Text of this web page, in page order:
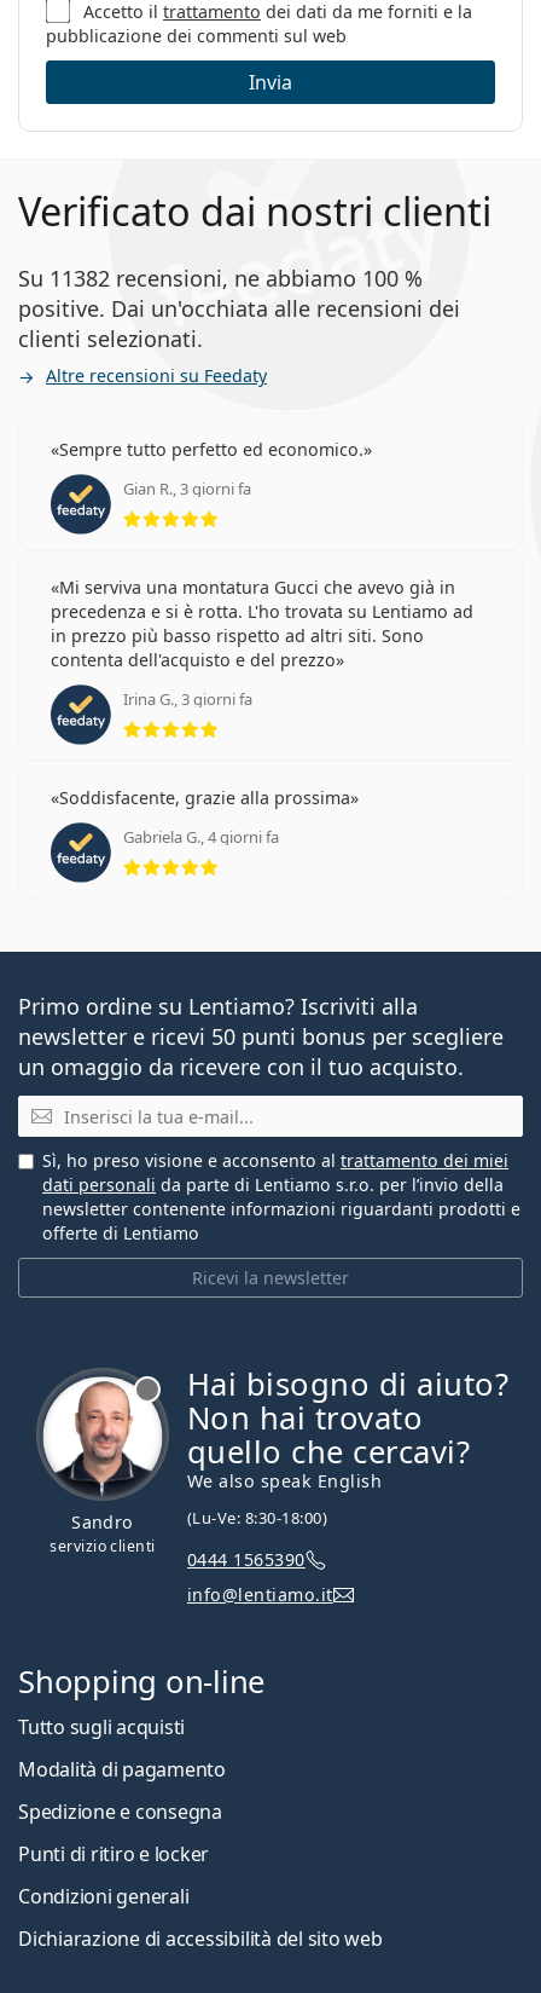
Accetto iltrattamento dei dati da me forniti e la
pubblicazione dei commenti sul web
Invia
Verificato dai nostri clienti
Su 11382 recensioni, ne abbiamo 100 %
positive. Dai un'occhiata alle recensioni dei
clienti selezionati.
Altre recensioni su Feedaty
Sempre tutto perfetto ed economico.
Gian R., 3 giorni fa
Mi serviva una montatura Gucci che avevo già in
precedenza e si è rotta. L'ho trovata su Lentiamo ad
in prezzo più basso rispetto ad altri siti. Sono
contenta dell'acquisto e del prezzo
Irina G., 3 giorni fa
Soddisfacente, grazie alla prossima
Gabriela G., 4 giorni fa
valutazione 5 di 5
Primo ordine su Lentiamo? Iscriviti alla
newsletter e ricevi 50 punti bonus per scegliere
un omaggio da ricevere con il tuo acquisto.
E-mail
Ricevi la newsletter
Sì, ho preso visione e acconsento al trattamento dei miei
dati personali da parte di Lentiamo s.r.o. per l’invio della
newsletter contenente informazioni riguardanti prodotti e
offerte di Lentiamo
Sandro
servizio clienti
Hai bisogno di aiuto?
Non hai trovato
quello che cercavi?
We also speak English
(Lu-Ve: 8:30-18:00)
0444 1565390
info@lentiamo.it
Shopping on-line
Tutto sugli acquisti
Modalità di pagamento
Spedizione e consegna
Punti di ritiro e locker
Condizioni generali
Dichiarazione di accessibilità del sito web